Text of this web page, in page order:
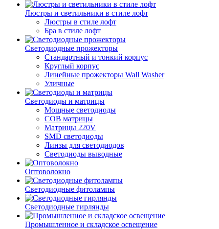
Люстры и светильники в стиле лофт
Люстры в стиле лофт
Бра в стиле лофт
Светодиодные прожекторы
Стандартный и тонкий корпус
Круглый корпус
Линейные прожекторы Wall Washer
Уличные
Светодиоды и матрицы
Мощные светодиоды
COB матрицы
Матрицы 220V
SMD светодиоды
Линзы для светодиодов
Светодиоды выводные
Оптоволокно
Светодиодные фитолампы
Светодиодные гирлянды
Промышленное и складское освещение